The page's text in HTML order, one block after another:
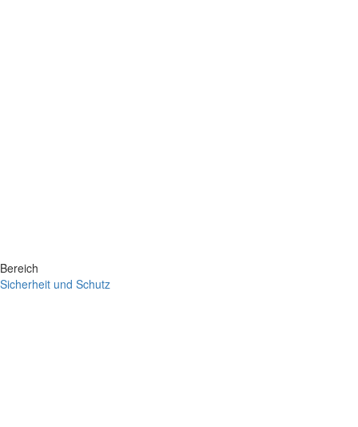
Bereich
Sicherheit und Schutz